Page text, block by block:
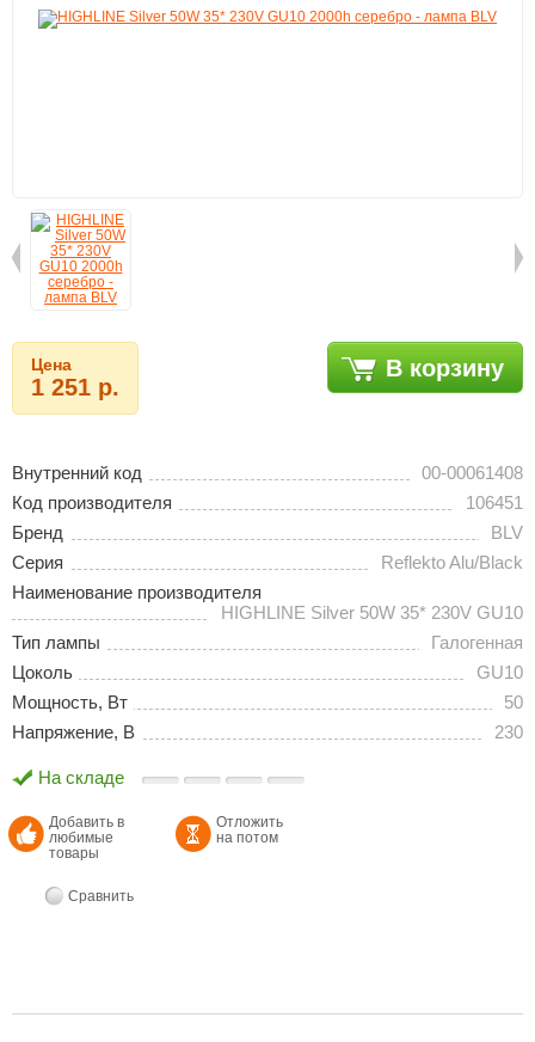
Цена
1 251 р.
В корзину
Внутренний код
00-00061408
Код производителя
106451
Бренд
BLV
Серия
Reflekto Alu/Black
Наименование производителя
HIGHLINE Silver 50W 35* 230V GU10
Тип лампы
Галогенная
Цоколь
GU10
Мощность, Вт
50
Напряжение, В
230
На складе
Добавить в
любимые
товары
Отложить
на потом
Сравнить